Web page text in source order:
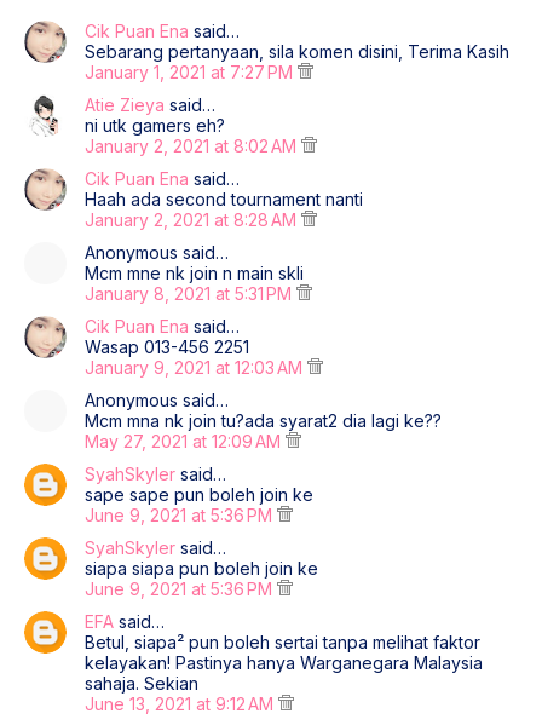
Cik Puan Ena said…
Sebarang pertanyaan, sila komen disini, Terima Kasih
January 1, 2021 at 7:27 PM
Atie Zieya said…
ni utk gamers eh?
January 2, 2021 at 8:02 AM
Cik Puan Ena said…
Haah ada second tournament nanti
January 2, 2021 at 8:28 AM
Anonymous said…
Mcm mne nk join n main skli
January 8, 2021 at 5:31 PM
Cik Puan Ena said…
Wasap 013-456 2251
January 9, 2021 at 12:03 AM
Anonymous said…
Mcm mna nk join tu?ada syarat2 dia lagi ke??
May 27, 2021 at 12:09 AM
SyahSkyler said…
sape sape pun boleh join ke
June 9, 2021 at 5:36 PM
SyahSkyler said…
siapa siapa pun boleh join ke
June 9, 2021 at 5:36 PM
EFA said…
Betul, siapa² pun boleh sertai tanpa melihat faktor
kelayakan! Pastinya hanya Warganegara Malaysia
sahaja. Sekian
June 13, 2021 at 9:12 AM